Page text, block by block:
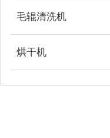
毛辊清洗机
烘干机